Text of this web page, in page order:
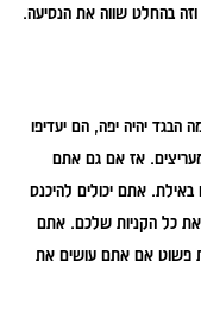
בהחלט שווה את הנסיעה.
הבגד יהיה יפה, הם יעדיפו
אז אם גם אתם
אתם יכולים להיכנס
את כל הקניות שלכם. אתם
פשוט אם אתם עושים את